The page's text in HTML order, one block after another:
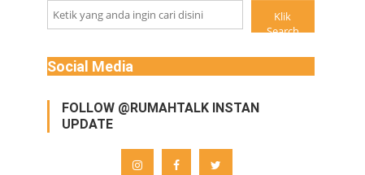
Klik
Search
Social Media
FOLLOW @RUMAHTALK INSTAN
UPDATE